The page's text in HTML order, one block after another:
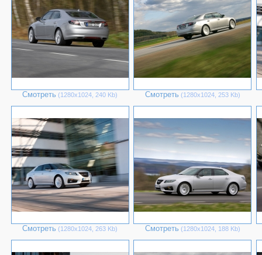
Смотреть (1280х1024, 240 Kb) Смотреть (1280х1024, 253 Kb)
Смотреть (1280х1024, 263 Kb) Смотреть (1280х1024, 188 Kb)